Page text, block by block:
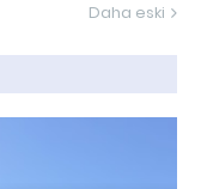
Daha eski